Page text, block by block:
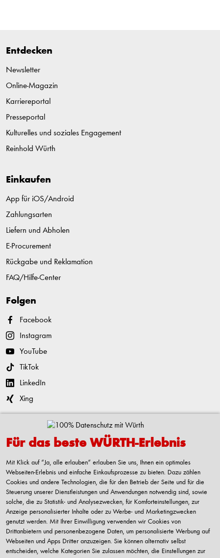
Entdecken
Newsletter
Online-Magazin
Karriereportal
Presseportal
Kulturelles und soziales Engagement
Reinhold Würth
Einkaufen
App für iOS/Android
Zahlungsarten
Liefern und Abholen
E-Procurement
Rückgabe und Reklamation
FAQ/Hilfe-Center
Folgen
Facebook
Instagram
YouTube
TikTok
LinkedIn
Xing
Kontaktieren
Adolf Würth GmbH & Co. KG
74653 Künzelsau-Gaisbach
Deutschland
Alle Kontaktmöglichkeiten
+49 7940 15-2400
info@wuerth.com
Für das beste WÜRTH-Erlebnis
Mit Klick auf “Ja, alle erlauben“ erlauben Sie uns, Ihnen ein optimales
Webseiten-Erlebnis und einfache Einkaufsprozesse zu bieten. Dazu zählen
Cookies und andere Technologien, die für den Betrieb der Seite und für die
Steuerung unserer Dienstleistungen und Anwendungen notwendig sind, sowie
solche, die zu Statistik- und Analysezwecken, für Komforteinstellungen, zur
Anzeige personalisierter Inhalte oder zu Werbe- und Marketingzwecken
genutzt werden. Mit Ihrer Einwilligung verwenden wir Cookies von
Drittanbietern und personenbezogene Daten, um personalisierte Werbung auf
Webseiten und Apps Dritter anzuzeigen. Sie können alternativ selbst
entscheiden, welche Kategorien Sie zulassen möchten, die Einstellungen zur